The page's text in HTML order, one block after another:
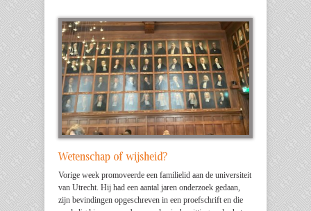
Vorige week promoveerde een familielid aan de universiteit
van Utrecht. Hij had een aantal jaren onderzoek gedaan,
zijn bevindingen opgeschreven in een proefschrift en die